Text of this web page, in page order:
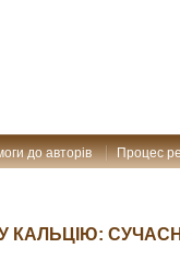
до авторів Процес
КАЛЬЦІЮ: